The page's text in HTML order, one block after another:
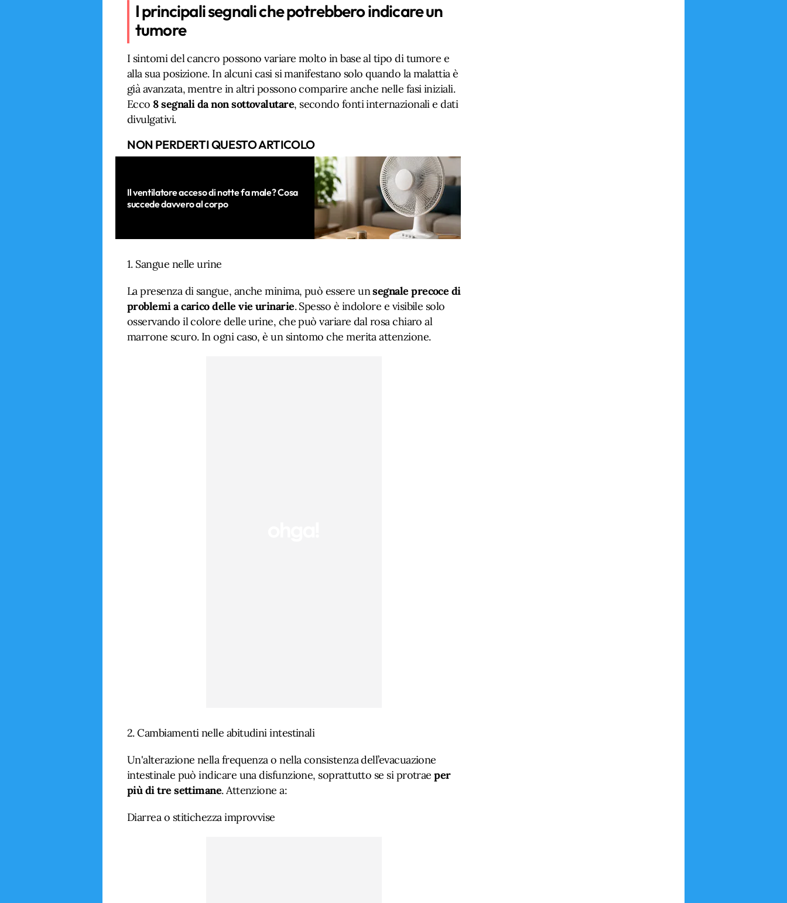
I principali segnali che potrebbero indicare un
tumore
I sintomi del cancro possono variare molto in base al tipo di tumore e
alla sua posizione. In alcuni casi si manifestano solo quando la malattia è
già avanzata, mentre in altri possono comparire anche nelle fasi iniziali.
Ecco 8 segnali da non sottovalutare, secondo fonti internazionali e dati
divulgativi.
NON PERDERTI QUESTO ARTICOLO
Il ventilatore acceso di notte fa male? Cosa
succede davvero al corpo
1. Sangue nelle urine
La presenza di sangue, anche minima, può essere unsegnale precoce di
problemi a carico delle vie urinarie. Spesso è indolore e visibile solo
osservando il colore delle urine, che può variare dal rosa chiaro al
marrone scuro. In ogni caso, è un sintomo che merita attenzione.
2. Cambiamenti nelle abitudini intestinali
Un'alterazione nella frequenza o nella consistenza dell’evacuazione
intestinale può indicare una disfunzione, soprattutto se si protraeper
più di tre settimane. Attenzione a:
Diarrea o stitichezza improvvise